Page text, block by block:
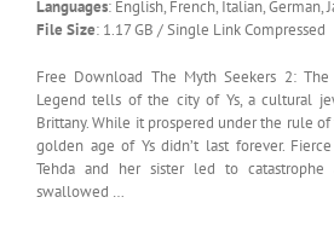
Languages: English, French, Italian, German,
File Size: 1.17 GB / Single Link Compressed
Free Download The Myth Seekers 2:
Legend tells of the city of Ys, a cultural
Brittany. While it prospered under the rule
golden age of Ys didn’t last forever.
Tehda and her sister led to
swallowed …